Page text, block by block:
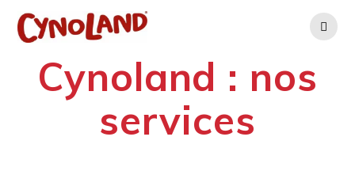
Cynoland : nos
services